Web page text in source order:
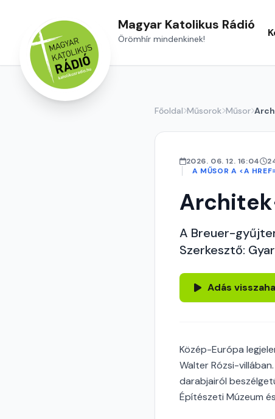
Magyar Katolikus Rádió
Örömhír mindenkinek!
Főoldal Műsorok Műsor
2026. 06. 12. 16:04
A MŰSOR A <A
A Breuer-
Szerkesztő:
Adás
Közép-Európa
Walter Rózsi-
darabjairól
Építészeti Múzeum